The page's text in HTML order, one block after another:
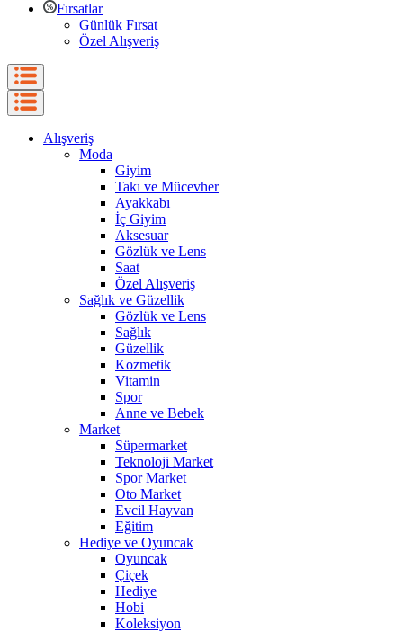
Fırsatlar
Günlük Fırsat
Özel Alışveriş
Alışveriş
Moda
Giyim
Takı ve Mücevher
Ayakkabı
İç Giyim
Aksesuar
Gözlük ve Lens
Saat
Özel Alışveriş
Sağlık ve Güzellik
Gözlük ve Lens
Sağlık
Güzellik
Kozmetik
Vitamin
Spor
Anne ve Bebek
Market
Süpermarket
Teknoloji Market
Spor Market
Oto Market
Evcil Hayvan
Eğitim
Hediye ve Oyuncak
Oyuncak
Çiçek
Hediye
Hobi
Koleksiyon